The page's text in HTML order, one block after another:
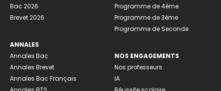
Bac 2026
Brevet 2026
ANNALES
Annales Bac
Annales Brevet
Annales Bac Français
Programme de 4ème
Programme de 3ème
Programme de Seconde
NOS ENGAGEMENTS
Nos professeurs
IA